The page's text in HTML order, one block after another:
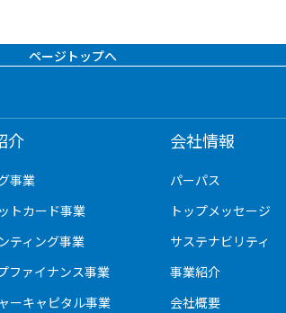
ページトップへ
介
事業
トカード事業
ティング事業
ファイナンス事業
ーキャピタル事業
会社情報
パーパス
トップメッセージ
サステナビリティ
事業紹介
会社概要